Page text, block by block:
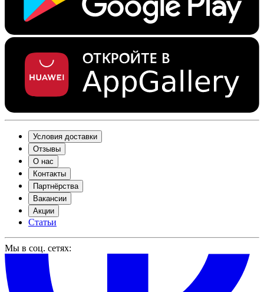
Условия доставки
Отзывы
О нас
Контакты
Партнёрства
Вакансии
Акции
Статьи
Мы в соц. сетях: